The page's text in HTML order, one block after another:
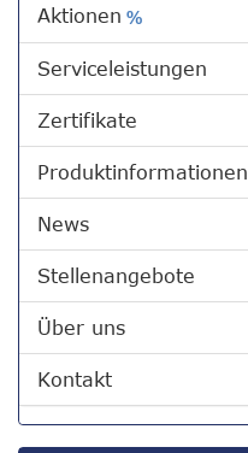
Aktionen %
Serviceleistungen
Zertifikate
Produktinformationen
News
Stellenangebote
Über uns
Kontakt